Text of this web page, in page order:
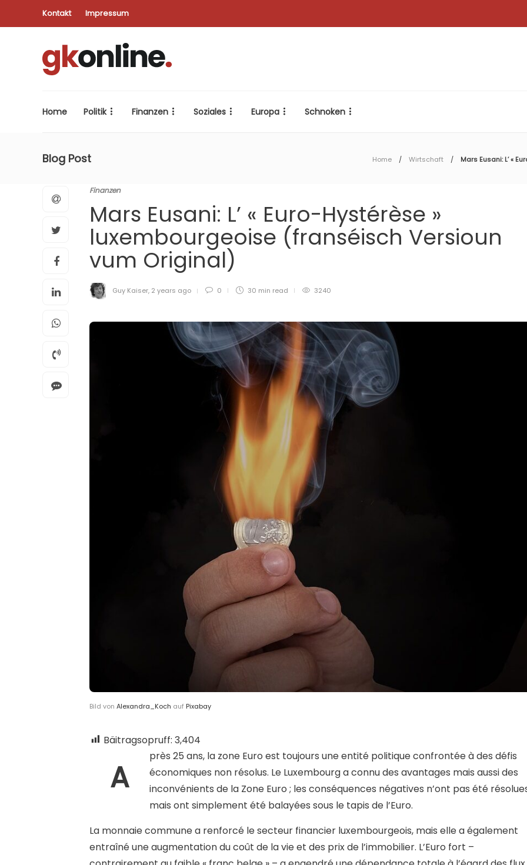
Kontakt Impressum
Home Politik Finanzen Soziales Europa Schnoken
Blog Post Home Wirtschaft Mars Eusani: L’ «
Finanzen
Mars Eusani: L’ « Euro-Hystérèse »
luxembourgeoise (franséisch Versioun
vum Original)
Guy Kaiser, 2 years ago 0 30 min read 3240
Bild von Alexandra_Koch auf Pixabay
Bäitragsopruff: 3,404
A
près 25 ans, la zone Euro est toujours une entité politique confrontée à des défis
économiques non résolus. Le Luxembourg a connu des avantages mais aussi des
inconvénients de la Zone Euro ; les conséquences négatives n’ont pas été
mais ont simplement été balayées sous le tapis de l’Euro.
La monnaie commune a renforcé le secteur financier luxembourgeois, mais elle a également
entraîné une augmentation du coût de la vie et des prix de l’immobilier. L’Euro fort –